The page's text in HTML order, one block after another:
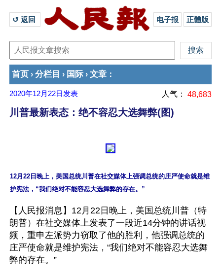
↺ 返回 电子报 正體版
首页 › 分栏目 › 国际 › 文章 ：
2020年12月22日 发表 人气： 48,683
川普最新表态：绝不容忍大选舞弊(图)
12月22日晚上，美国总统川普在社交媒体上强调总统的庄严使命就是维
【人民报消息】12月22日晚上，美国总统川普（特
朗普）在社交媒体上发表了一段近14分钟的讲话视
频，重申左派势力窃取了他的胜利，他强调总统的
庄严使命就是维护宪法，“我们绝对不能容忍大选舞
弊的存在。”